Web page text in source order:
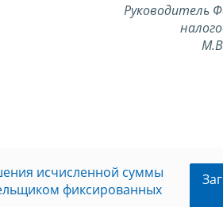
Руководитель
исчисленной суммы
фиксированных